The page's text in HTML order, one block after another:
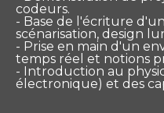
codeurs.
­- Base de l'écriture
scénarisation, design
­- Prise en main d'un
temps réel et notions
­- Introduction au
électronique) et des